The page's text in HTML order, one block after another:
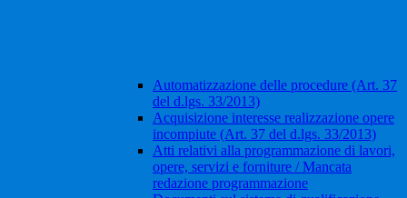
Automatizzazione delle procedure (Art. 37
del d.lgs. 33/2013)
Acquisizione interesse realizzazione opere
incompiute (Art. 37 del d.lgs. 33/2013)
Atti relativi alla programmazione di lavori,
opere, servizi e forniture / Mancata
redazione programmazione